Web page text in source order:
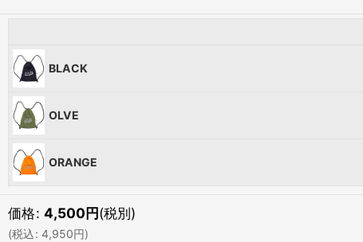
BLACK
OLVE
ORANGE
価格: 4,500円(税別)
(税込: 4,950円)